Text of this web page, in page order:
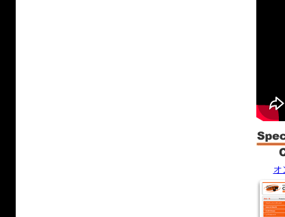
されま
4/27
4/20
項を公
オ